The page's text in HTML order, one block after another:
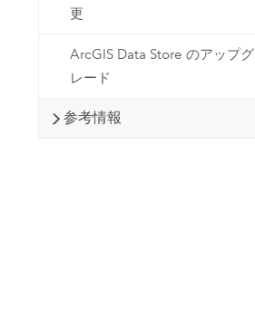
更
ArcGIS Data Store のアップグ
レード
参考情報